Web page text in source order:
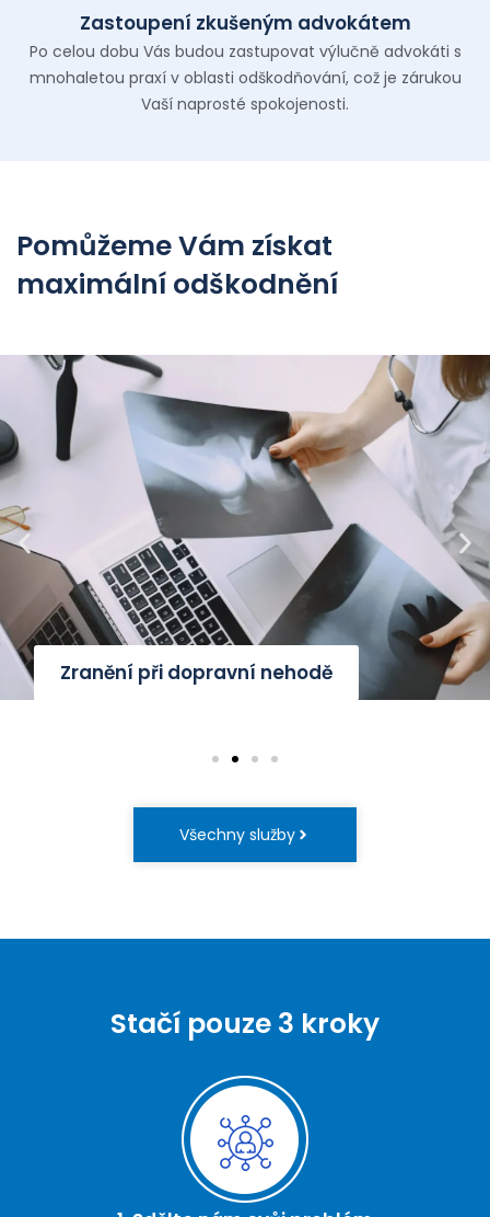
Zastoupení zkušeným advokátem
Po celou dobu Vás budou zastupovat výlučně advokáti s
mnohaletou praxí v oblasti odškodňování, což je zárukou
Vaší naprosté spokojenosti.
Pomůžeme Vám získat
maximální odškodnění
Zranění při dopravní nehodě
Všechny služby
Stačí pouze 3 kroky